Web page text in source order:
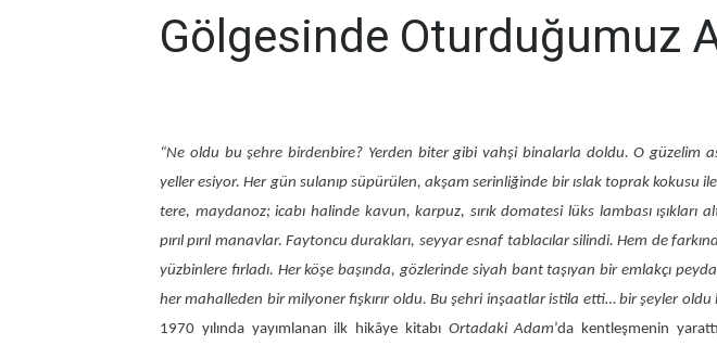
Gölgesinde Oturduğumuz
“Ne oldu bu şehre birdenbire? Yerden biter gibi vahşi binalarla doldu. O güzelim
yeller esiyor. Her gün sulanıp süpürülen, akşam serinliğinde bir ıslak toprak kokusu
tere, maydanoz; icabı halinde kavun, karpuz, sırık domatesi lüks lambası ışıkları
pırıl pırıl manavlar. Faytoncu durakları, seyyar esnaf tablacılar silindi. Hem de
yüzbinlere fırladı. Her köşe başında, gözlerinde siyah bant taşıyan bir emlakçı
her mahalleden bir milyoner fışkırır oldu. Bu şehri inşaatlar istila etti… bir şeyler oldu
1970 yılında yayımlanan ilk hikâye kitabı Ortadaki Adam’da kentleşmenin